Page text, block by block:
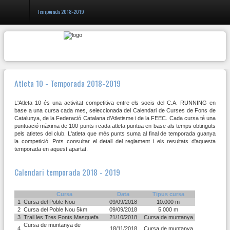
se
El
club
CAR
Activitats
Atleta
10
Temporada 2018-2019
Atleta 10 - Temporada 2018-2019
L'Atleta 10 és una activitat competitiva entre els socis del C.A. RUNNING en
base a una cursa cada mes, seleccionada del Calendari de Curses de Fons de
Catalunya, de la Federació Catalana d’Atletisme i de la FEEC. Cada cursa té una
puntuació màxima de 100 punts i cada atleta puntua en base als temps obtinguts
pels atletes del club. L'atleta que més punts suma al final de temporada guanya
la competició. Pots consultar el detall del reglament i els resultats d'aquesta
temporada en aquest apartat.
Calendari temporada 2018 - 2019
Cursa Data
Tipus cursa
1
Cursa del Poble Nou 09/09/2018
10.000 m
2 Cursa del Poble Nou 5km 09/09/2018
5.000 m
3 Trail les Tres Fonts Masquefa 21/10/2018
Cursa de muntanya
4
Cursa de muntanya de
18/11/2018 Cursa de muntanya